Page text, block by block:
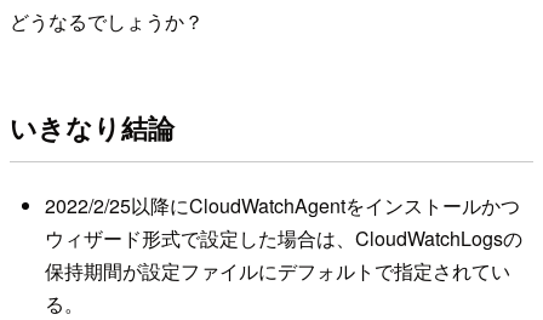
どうなるでしょうか？
いきなり結論
2022/2/25以降にCloudWatchAgentをインストールかつ
ウィザード形式で設定した場合は、CloudWatchLogsの
保持期間が設定ファイルにデフォルトで指定されてい
る。